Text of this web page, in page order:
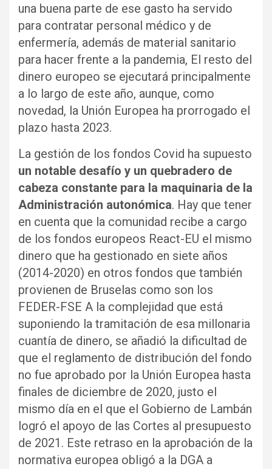
una buena parte de ese gasto ha servido
para contratar personal médico y de
enfermería, además de material sanitario
para hacer frente a la pandemia, El resto del
dinero europeo se ejecutará principalmente
a lo largo de este año, aunque, como
novedad, la Unión Europea ha prorrogado el
plazo hasta 2023.
La gestión de los fondos Covid ha supuesto
un notable desafío y un quebradero de
cabeza constante para la maquinaria de la
Administración autonómica. Hay que tener
en cuenta que la comunidad recibe a cargo
de los fondos europeos React-EU el mismo
dinero que ha gestionado en siete años
(2014-2020) en otros fondos que también
provienen de Bruselas como son los
FEDER-FSE A la complejidad que está
suponiendo la tramitación de esa millonaria
cuantía de dinero, se añadió la dificultad de
que el reglamento de distribución del fondo
no fue aprobado por la Unión Europea hasta
finales de diciembre de 2020, justo el
mismo día en el que el Gobierno de Lambán
logró el apoyo de las Cortes al presupuesto
de 2021. Este retraso en la aprobación de la
normativa europea obligó a la DGA a